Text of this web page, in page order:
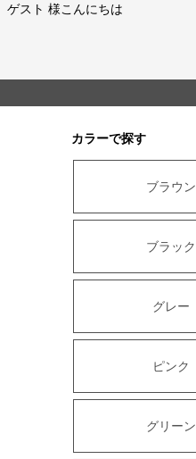
ゲスト 様こんにちは
カラーで探す
ブラウン
ブラック
グレー
ピンク
グリーン